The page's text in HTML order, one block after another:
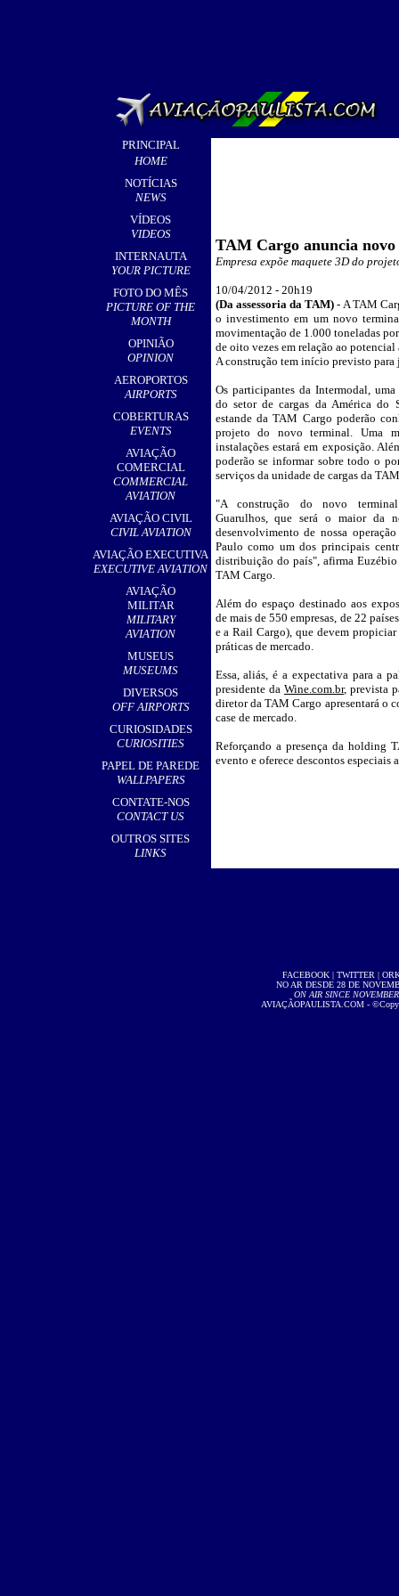
PRINCIPAL
HOME
NOTÍCIAS
NEWS
VÍDEOS
VIDEOS
INTERNAUTA
YOUR PICTURE
FOTO DO MÊS
PICTURE OF THE
MONTH
OPINIÃO
OPINION
AEROPORTOS
AIRPORTS
,
COBERTURAS
EVENTS
AVIAÇÃO
COMERCIAL
COMMERCIAL
AVIATION
AVIAÇÃO CIVIL
CIVIL AVIATION
AVIAÇÃO EXECUTIVA
EXECUTIVE AVIATION
AVIAÇÃO
MILITAR
MILITARY
AVIATION
MUSEUS
MUSEUMS
DIVERSOS
OFF AIRPORTS
CURIOSIDADES
CURIOSITIES
PAPEL DE PAREDE
WALLPAPERS
CONTATE-NOS
CONTACT US
OUTROS SITES
LINKS
TAM Cargo anuncia
Empresa expõe maquete 3D do
10/04/2012 - 20h19
(Da assessoria daTAM) - A TAM
o investimento em um novo
movimentação de 1.000 toneladas
de oito vezes em relação ao
A construção tem início previsto para
Os participantes da Intermodal,
do setor de cargas da América do
estande da TAM Cargo poderão
projeto do novo terminal. Uma
instalações estará em exposição.
poderão se informar sobre todo o
serviços da unidade de cargas da
"A construção do novo
Guarulhos, que será o maior da
desenvolvimento de nossa
Paulo como um dos principais
distribuição do país", afirma
TAM Cargo.
Além do espaço destinado aos
de mais de 550 empresas, de 22
e a Rail Cargo), que devem
práticas de mercado.
Essa, aliás, é a expectativa para a
presidente da Wine.com.br, prevista
diretor da TAM Cargo apresentará o
case de mercado.
Reforçando a presença da holding
evento e oferece descontos especiais
FACEBOOK| TWITTER |
NO AR DESDE 28 DE
ON AIR SINCE
AVIAÇÃOPAULISTA.COM -